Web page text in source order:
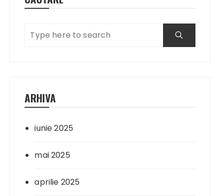
ARHIVA
iunie 2025
mai 2025
aprilie 2025